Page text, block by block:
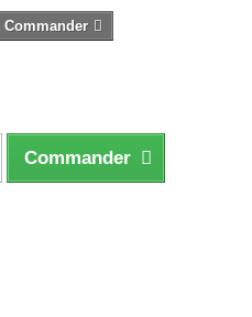
Commander
Commander